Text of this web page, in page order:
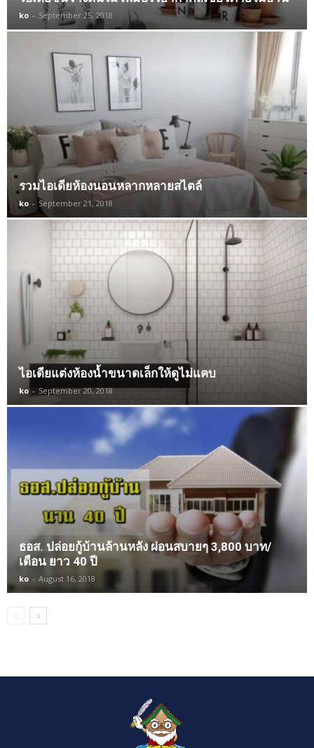
ko - September 25, 2018
รวมไอเดียห้องนอนหลากหลายสไตล์
ko - September 21, 2018
ไอเดียแต่งห้องน้ำขนาดเล็กให้ดูไม่แคบ
ko - September 20, 2018
ธอส. ปล่อยกู้บ้านล้านหลัง ผ่อนสบายๆ 3,800 บาท/
เดือน ยาว 40 ปี
ko - August 16, 2018